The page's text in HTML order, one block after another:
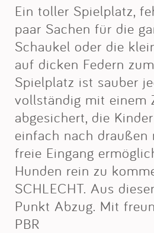
Ein toller Spielplatz,
paar Sachen für die
Schaukel oder die
auf dicken Federn
Spielplatz ist sauber
vollständig mit einem
abgesichert, die
einfach nach draußen
freie Eingang
Hunden rein zu
SCHLECHT. Aus
Punkt Abzug. Mit
PBR